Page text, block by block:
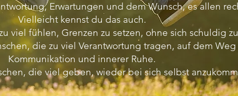
Erwartungen und dem Wunsch, es allen
Vielleicht kennst du das auch.
viel fühlen, Grenzen zu setzen, ohne sich schuldig
die zu viel Verantwortung tragen, auf dem Weg
Kommunikation und innerer Ruhe.
die viel geben, wieder bei sich selbst